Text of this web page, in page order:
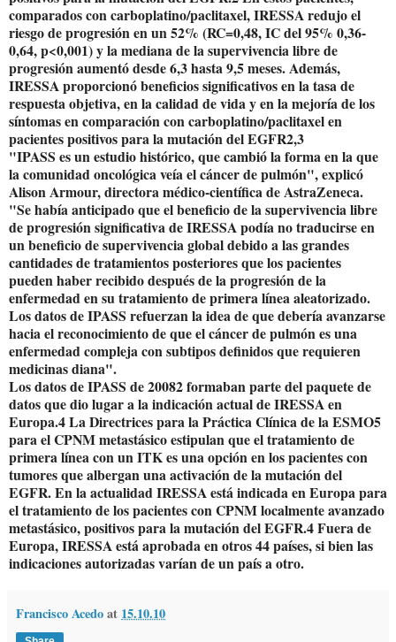
comparados con carboplatino/paclitaxel, IRESSA redujo el
riesgo de progresión en un 52% (RC=0,48, IC del 95% 0,36-
0,64, p<0,001) y la mediana de la supervivencia libre de
progresión aumentó desde 6,3 hasta 9,5 meses. Además,
IRESSA proporcionó beneficios significativos en la tasa de
respuesta objetiva, en la calidad de vida y en la mejoría de los
síntomas en comparación con carboplatino/paclitaxel en
pacientes positivos para la mutación del EGFR2,3
"IPASS es un estudio histórico, que cambió la forma en la que
la comunidad oncológica veía el cáncer de pulmón", explicó
Alison Armour, directora médico-científica de AstraZeneca.
"Se había anticipado que el beneficio de la supervivencia libre
de progresión significativa de IRESSA podía no traducirse en
un beneficio de supervivencia global debido a las grandes
cantidades de tratamientos posteriores que los pacientes
pueden haber recibido después de la progresión de la
enfermedad en su tratamiento de primera línea aleatorizado.
Los datos de IPASS refuerzan la idea de que debería avanzarse
hacia el reconocimiento de que el cáncer de pulmón es una
enfermedad compleja con subtipos definidos que requieren
medicinas diana".
Los datos de IPASS de 20082 formaban parte del paquete de
datos que dio lugar a la indicación actual de IRESSA en
Europa.4 La Directrices para la Práctica Clínica de la ESMO5
para el CPNM metastásico estipulan que el tratamiento de
primera línea con un ITK es una opción en los pacientes con
tumores que albergan una activación de la mutación del
EGFR. En la actualidad IRESSA está indicada en Europa para
el tratamiento de los pacientes con CPNM localmente avanzado
metastásico, positivos para la mutación del EGFR.4 Fuera de
Europa, IRESSA está aprobada en otros 44 países, si bien las
indicaciones autorizadas varían de un país a otro.
Francisco Acedoat 15.10.10